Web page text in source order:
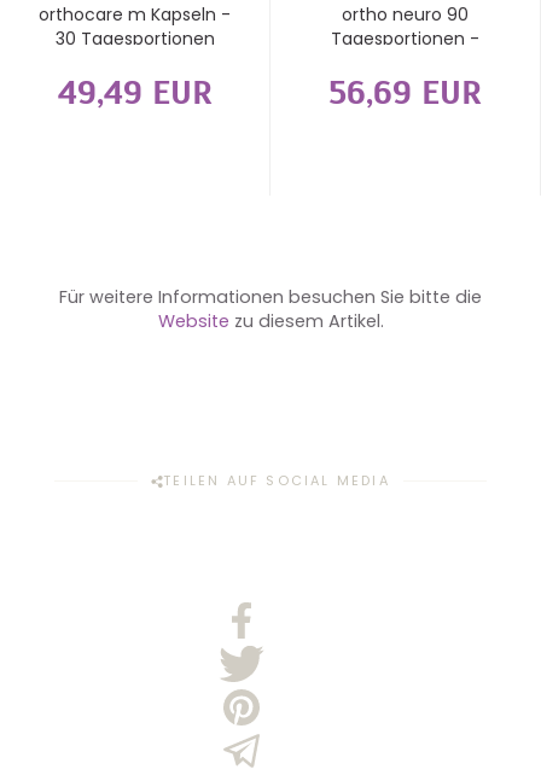
orthocare m Kapseln -
30 Tagesportionen
49,49 EUR
ortho neuro 90
Tagesportionen -
56,69 EUR
Für weitere Informationen besuchen Sie bitte die
Website zu diesem Artikel.
TEILEN AUF SOCIAL MEDIA